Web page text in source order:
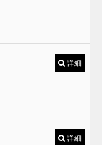
詳細
詳細